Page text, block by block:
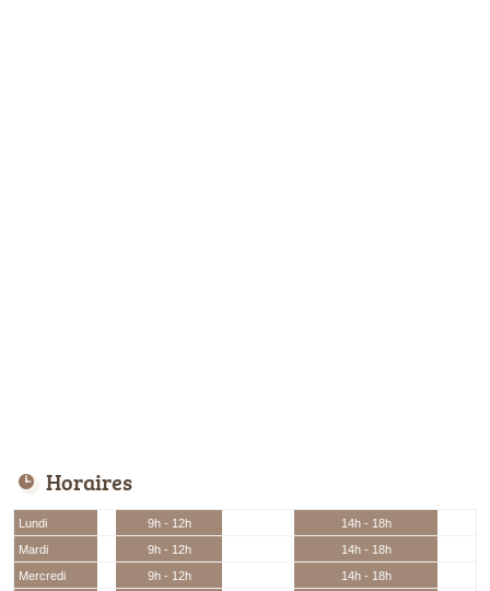
Horaires
Lundi 9h - 12h
14h - 18h
Mardi
9h - 12h
14h - 18h
Mercredi
9h - 12h
14h - 18h